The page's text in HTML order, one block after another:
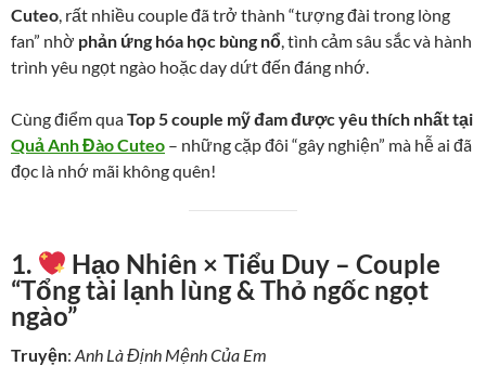
Cuteo, rất nhiều couple đã trở thành “tượng đài trong lòng
fan” nhờ phản ứng hóa học bùng nổ, tình cảm sâu sắc và hành
trình yêu ngọt ngào hoặc day dứt đến đáng nhớ.
Cùng điểm quaTop 5 couple mỹ đam được yêu thích nhất tại
Quả Anh Đào Cuteo – những cặp đôi “gây nghiện” mà hễ ai đã
đọc là nhớ mãi không quên!
1.
Hạo Nhiên × Tiểu Duy – Couple
“Tổng tài lạnh lùng & Thỏ ngốc ngọt
ngào”
Truyện: Anh Là Định Mệnh Của Em